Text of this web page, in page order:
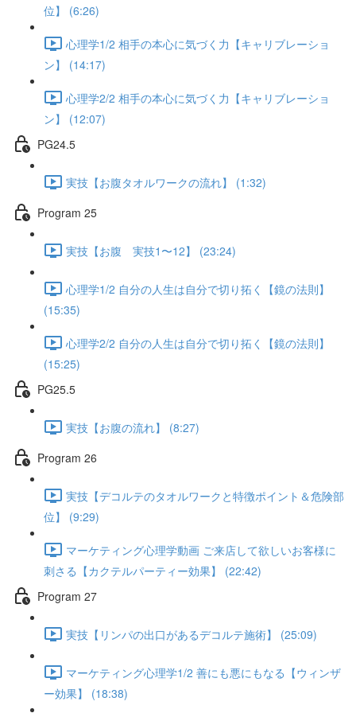
位】 (6:26)
心理学1/2 相手の本心に気づく力【キャリブレーショ
ン】 (14:17)
心理学2/2 相手の本心に気づく力【キャリブレーショ
ン】 (12:07)
PG24.5
実技【お腹タオルワークの流れ】 (1:32)
Program 25
実技【お腹 実技1〜12】 (23:24)
心理学1/2 自分の人生は自分で切り拓く【鏡の法則】
(15:35)
心理学2/2 自分の人生は自分で切り拓く【鏡の法則】
(15:25)
PG25.5
実技【お腹の流れ】 (8:27)
Program 26
実技【デコルテのタオルワークと特徴ポイント＆危険部
位】 (9:29)
マーケティング心理学動画 ご来店して欲しいお客様に
刺さる【カクテルパーティー効果】 (22:42)
Program 27
実技【リンパの出口があるデコルテ施術】 (25:09)
マーケティング心理学1/2 善にも悪にもなる【ウィンザ
ー効果】 (18:38)